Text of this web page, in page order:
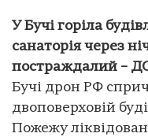
У Бучі горіла
санаторія через
постраждалий –
Бучі дрон РФ
двоповерховій
Пожежу